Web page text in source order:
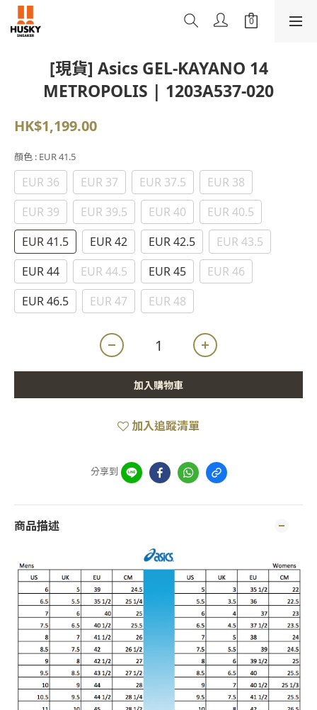
[現貨] Asics GEL-KAYANO 14
METROPOLIS | 1203A537-020
HK$1,199.00
顏色 : EUR 41.5
EUR 36 EUR 37 EUR 37.5
EUR 38
EUR 39
EUR 39.5 EUR 40
EUR 40.5
EUR 41.5
EUR 42 EUR 42.5
EUR 43.5
EUR 44
EUR 44.5 EUR 45
EUR 46
EUR 46.5
EUR 47 EUR 48
加入購物車
加入追蹤清單
分享到
商品描述